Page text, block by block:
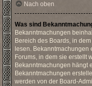
Nach oben
Was sind
Bekanntmachungen
Bereich des Boards, in
lesen.
Forums, in dem sie erstellt
Bekanntmachungen hängt
Bekanntmachungen
werden von der Board-